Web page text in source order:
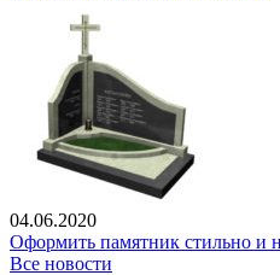
04.06.2020
Оформить памятник стильно и
Все новости